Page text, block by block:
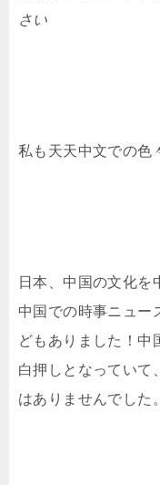
さい
私も天天中文での色
日本、中国の文化を
中国での時事ニュー
どもありました！中
白押しとなっていて
はありませんでした。